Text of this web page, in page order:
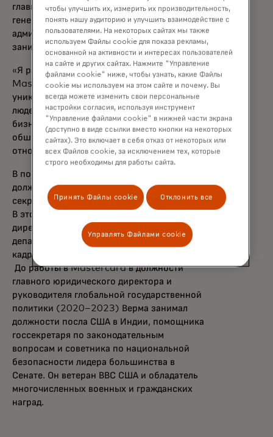
главного директора по продукту,
генерального юрисконсульта и
административного директора, а также
занимал ряд других должностей.
«Я рад приветствовать Рича обратно в
Mastercard», — добавил Мибах. «У него
уникальный взгляд на темы, влияющие на
людей и экономики по всему миру. Наш
бизнес и клиенты получат пользу от его
обширного опыта и лидерства во многих
отношениях.
В последнее время Верма занимал
должность заместителя государственного
секретаря США по управлению и ресурсам.
В этой роли он был операционным
директором отдела, возглавляя усилия
департамента по модернизации, вопросам
кадрового состава и стратегических задач.
До работы в Mastercard в должности
главного юридического директора и
руководителя глобальной государственной
политики (2020–2023) Верма занимал
должности посла США в Индии, помощника
госсекретаря по законодательным
вопросам и советника по национальной
безопасности лидера большинства в
Сенате. Он ветеран ВВС США и обладатель
многочисленных военных и гражданских
наград.
чтобы улучшить их, измерить их производительность,
понять нашу аудиторию и улучшить взаимодействие с
пользователями. На некоторых сайтах мы также
используем Файлы cookie для показа рекламы,
основанной на активности и интересах пользователей
на сайте и других сайтах. Нажмите "Управление
файлами cookie" ниже, чтобы узнать, какие Файлы
cookie мы используем на этом сайте и почему. Вы
всегда можете изменить свои персональные
настройки согласия, используя инструмент
"Управление файлами cookie" в нижней части экрана
(доступно в виде ссылки вместо кнопки на некоторых
сайтах). Это включает в себя отказ от некоторых или
всех Файлов cookie, за исключением тех, которые
строго необходимы для работы сайта.
Принять Файлы cookie Отклонить все
Управлять Файлами cookie